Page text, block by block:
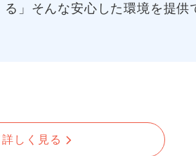
る」そんな安心した環境を提供
しく見る